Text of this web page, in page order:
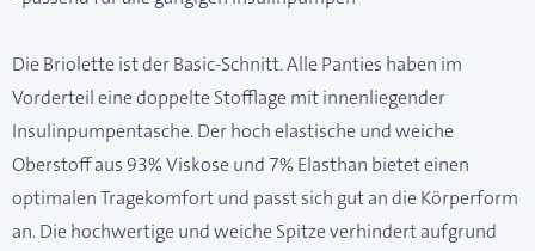
Die Briolette ist der Basic-Schnitt. Alle Panties haben im
Vorderteil eine doppelte Stofflage mit innenliegender
Insulinpumpentasche. Der hoch elastische und weiche
Oberstoff aus 93% Viskose und 7% Elasthan bietet einen
optimalen Tragekomfort und passt sich gut an die Körperform
an. Die hochwertige und weiche Spitze verhindert aufgrund